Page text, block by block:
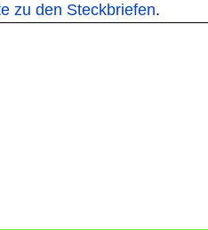
zu den Steckbriefen.